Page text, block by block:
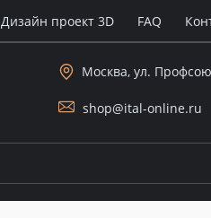
Дизайн проект 3D FAQ
Москва, ул.
shop@ital-online.ru